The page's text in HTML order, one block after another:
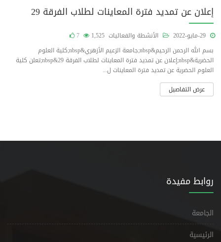
إعلان عن تمديد فترة المعاينات لطلاب الفرقة 29
الأنشطة والفعاليات 1,525
7
بسم الله الرحمن الرحيم&nbsp;جامعة الزعيم الأزهري&nbsp;كلية العلوم
الحضرية&nbsp;إعلان عن تمديد فترة المعاينات لطلاب الفرقة 29&nbsp;تعلن كلية
العلوم الحضرية عن تمديد فترة المعاينات ل...
عرض التفاصيل
روابط مفيدة
الجامعة
الرئيسية